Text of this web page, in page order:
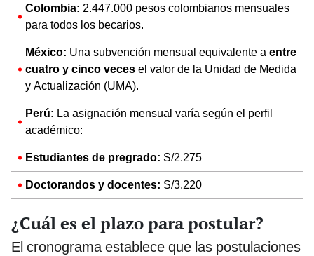
Colombia: 2.447.000 pesos colombianos mensuales
para todos los becarios.
México: Una subvención mensual equivalente a entre
cuatro y cinco veces el valor de la Unidad de Medida
y Actualización (UMA).
Perú: La asignación mensual varía según el perfil
académico:
Estudiantes de pregrado: S/2.275
Doctorandos y docentes: S/3.220
¿Cuál es el plazo para postular?
El cronograma establece que las postulaciones